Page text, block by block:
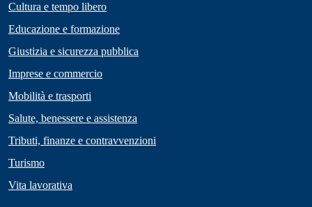
Cultura e tempo libero
Educazione e formazione
Giustizia e sicurezza pubblica
Imprese e commercio
Mobilità e trasporti
Salute, benessere e assistenza
Tributi, finanze e contravvenzioni
Turismo
Vita lavorativa